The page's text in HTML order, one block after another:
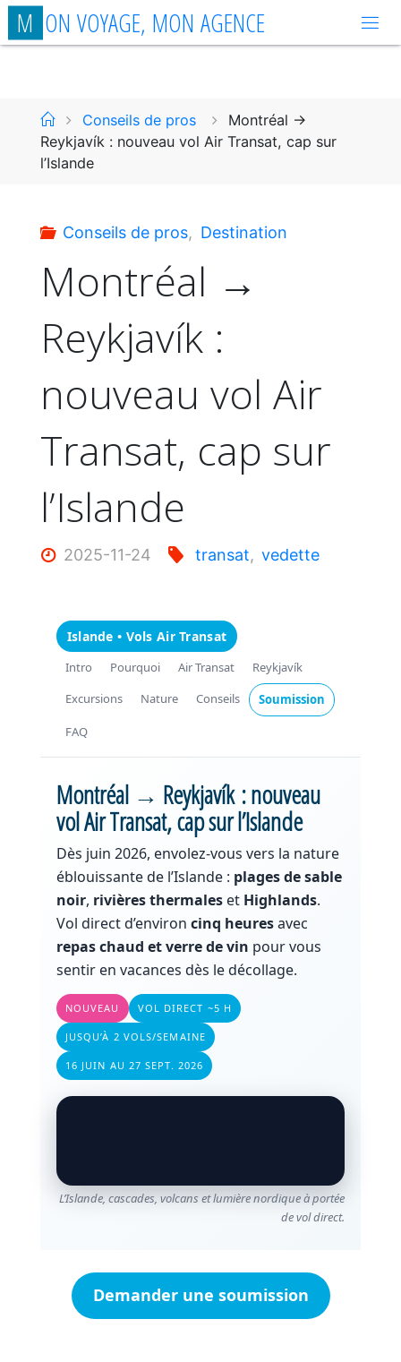
Aller
auM ON VOYAGE, MON AGENCE
AccueilConseils de pros
Montréal →
Reykjavík : nouveau vol Air Transat, cap sur
l’Islande
Conseils de pros, Destination
Montréal →
Reykjavík :
nouveau vol Air
Transat, cap sur
l’Islande
2025-11-24 transat, vedette
Islande • Vols Air Transat
Intro Pourquoi Air Transat
Reykjavík
Excursions
Nature Conseils
Soumission
FAQ
Montréal → Reykjavík : nouveau
vol Air Transat, cap sur l’Islande
Dès juin 2026, envolez-vous vers la nature
éblouissante de l’Islande : plages de sable
noir, rivières thermaleset Highlands.
Vol direct d’environ cinq heuresavec
repas chaud et verre de vin pour vous
sentir en vacances dès le décollage.
NOUVEAU VOL DIRECT ~5 H
JUSQU’À 2 VOLS/SEMAINE
16 JUIN AU 27 SEPT. 2026
L’Islande, cascades, volcans et lumière nordique à portée
de vol direct.
Demander une soumission